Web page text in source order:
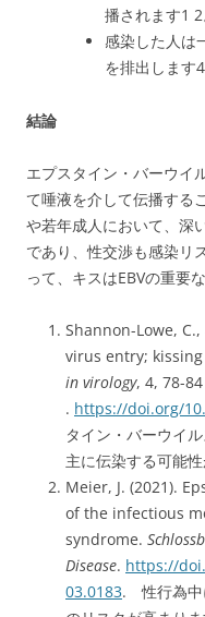
播されます1 2
感染した人は
を排出します4
結論
エプスタイン・バーウイ
て唾液を介して伝播する
や若年成人において、深
であり、性交渉も感染リ
って、キスはEBVの重要
Shannon-Lowe,
virus entry;
in virology, 4, 78-84
. https://doi.org/
タイン・バーウイ
主に伝染する可能性
Meier, J. (2021).
of the infectious
syndrome.
Disease. https://
03.0183. 性行為中